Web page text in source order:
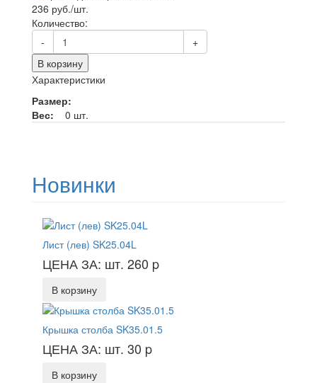
236 руб./шт.
Количество:
-
+
В корзину
Характеристики
Размер:
Вес:
0 шт.
Новинки
Лист (лев) SK25.04L
ЦЕНА ЗА: шт. 260 p
В корзину
Крышка столба SK35.01.5
ЦЕНА ЗА: шт. 30 p
В корзину